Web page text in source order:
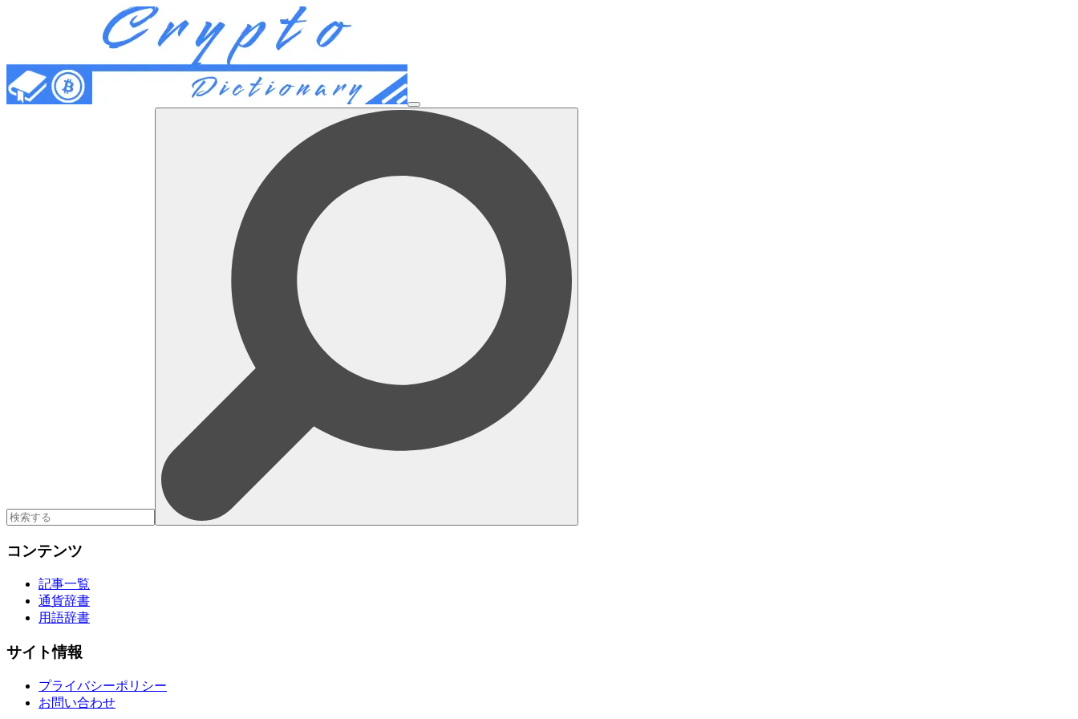
コンテンツ
記事一覧
通貨辞書
用語辞書
サイト情報
プライバシーポリシー
お問い合わせ